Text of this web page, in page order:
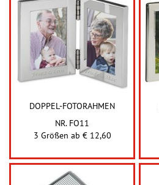
DOPPEL-FOTORAHMEN
NR. FO11
3 Größen ab € 12,60